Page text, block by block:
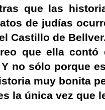
que las
de judías
Castillo de
que ella contó
no sólo porque
muy bonita
la única vez que